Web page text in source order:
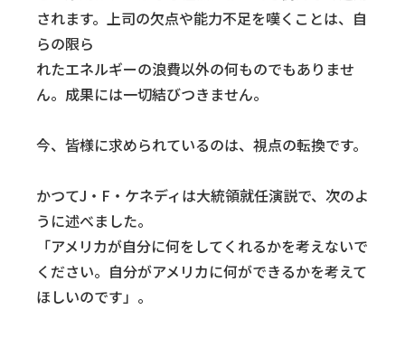
されます。上司の欠点や能力不足を嘆くことは、自
らの限ら
れたエネルギーの浪費以外の何ものでもありませ
ん。成果には一切結びつきません。
今、皆様に求められているのは、視点の転換です。
かつてJ・F・ケネディは大統領就任演説で、次のよ
うに述べました。
「アメリカが自分に何をしてくれるかを考えないで
ください。自分がアメリカに何ができるかを考えて
ほしいのです」。